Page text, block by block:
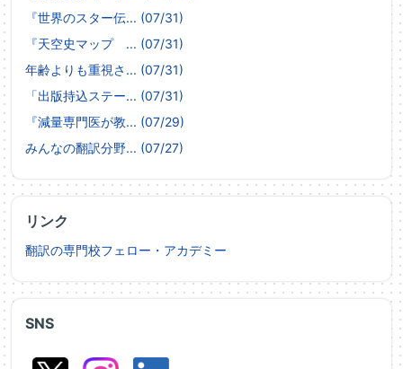
SNS
『世界のスター伝... (07/31)
『天空史マップ ... (07/31)
年齢よりも重視さ... (07/31)
「出版持込ステー... (07/31)
『減量専門医が教... (07/29)
みんなの翻訳分野... (07/27)
リンク
翻訳の専門校フェロー・アカデミー